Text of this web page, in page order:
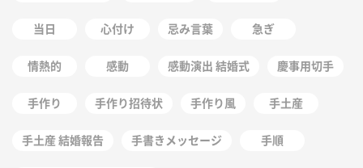
当日 心付け 忌み言葉 急ぎ
情熱的 感動 感動演出 結婚式 慶事用切手
手作り 手作り招待状 手作り風 手土産
手土産 結婚報告 手書きメッセージ 手順